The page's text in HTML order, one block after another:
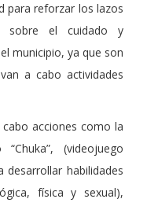
para reforzar los lazos
sobre el cuidado y
municipio, ya que son
a cabo actividades
acciones como la
(videojuego
habilidades
física y sexual),